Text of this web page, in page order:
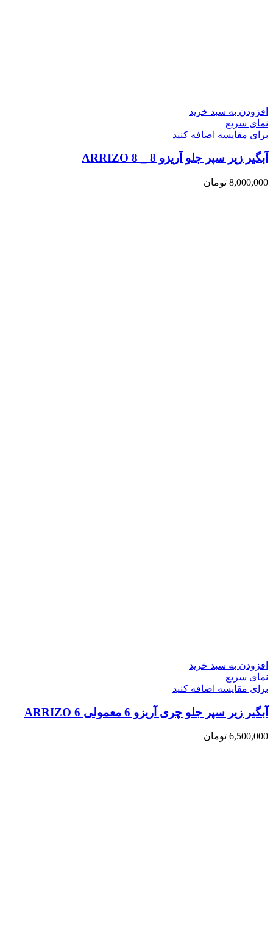
افزودن به سبد خرید
نمای سریع
برای مقایسه اضافه کنید
آبگیر زیر سپر جلو آریزو 8 _ ARRIZO 8
8,000,000 تومان
افزودن به سبد خرید
نمای سریع
برای مقایسه اضافه کنید
آبگیر زیر سپر جلو چری آریزو 6 معمولی ARRIZO 6
6,500,000 تومان